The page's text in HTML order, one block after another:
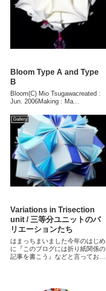
Bloom Type A and Type
B
Bloom(C) Mio Tsugawacreated :
Jun. 2006Making : Ma...
Gallery
Variations in Trisection
unit / 三等分ユニットのバ
リエーションたち
はまっちまいました今年のはじめ
に『このブログには折り紙関係の
記事を書こう』などと言っておき